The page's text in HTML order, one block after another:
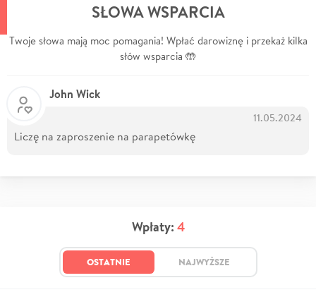
SŁOWA WSPARCIA
Twoje słowa mają moc pomagania! Wpłać darowiznę i przekaż kilka
słów wsparcia 🤲
John Wick
11.05.2024
Liczę na zaproszenie na parapetówkę
Wpłaty: 4
OSTATNIE NAJWYŻSZE